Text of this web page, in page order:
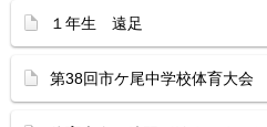
１年生 遠足
第38回市ケ尾中学校体育大会